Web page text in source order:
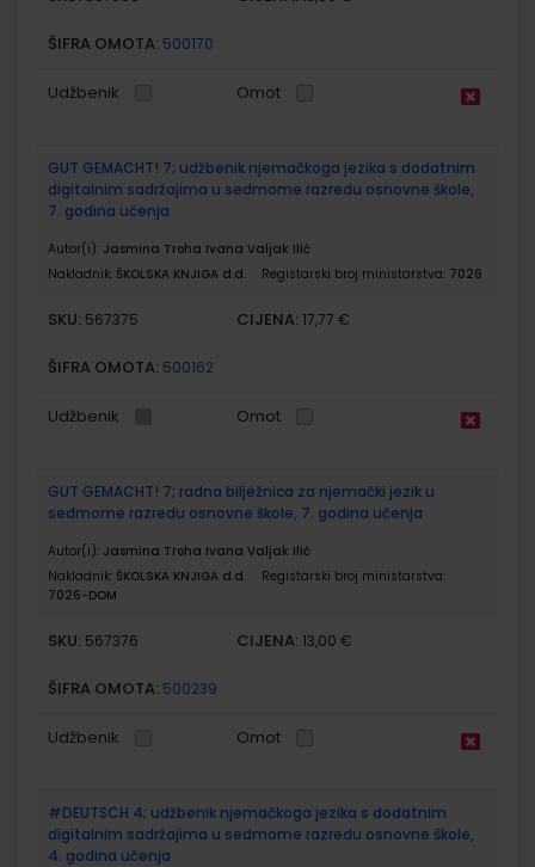
ŠIFRA OMOTA: 500170
Udžbenik Omot
GUT GEMACHT! 7; udžbenik njemačkoga jezika s dodatnim
digitalnim sadržajima u sedmome razredu osnovne škole,
7. godina učenja
Autor(i): Jasmina Troha Ivana Valjak Ilić
Nakladnik: ŠKOLSKA KNJIGA d.d. Registarski broj ministarstva: 7026
SKU: 567375 CIJENA: 17,77 €
ŠIFRA OMOTA: 500162
Udžbenik Omot
GUT GEMACHT! 7; radna bilježnica za njemački jezik u
sedmome razredu osnovne škole, 7. godina učenja
Autor(i): Jasmina Troha Ivana Valjak Ilić
Nakladnik: ŠKOLSKA KNJIGA d.d.
Registarski broj ministarstva:
7026-DOM
SKU: 567376 CIJENA: 13,00 €
ŠIFRA OMOTA: 500239
Udžbenik Omot
#DEUTSCH 4; udžbenik njemačkoga jezika s dodatnim
digitalnim sadržajima u sedmome razredu osnovne škole,
4. godina učenja